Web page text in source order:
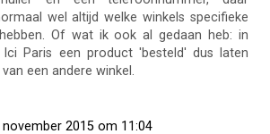
wel altijd welke winkels specifieke
Of wat ik ook al gedaan heb: in
Paris een product 'besteld' dus laten
een andere winkel.
november 2015 om 11:04